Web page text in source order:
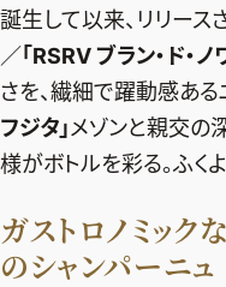
誕生して以来、リリース
／「RSRV ブラン・ド・
さを、繊細で躍動感ある
フジタ」メゾンと親交の
様がボトルを彩る。ふく
ガストロノミッ
のシャンパーニュ